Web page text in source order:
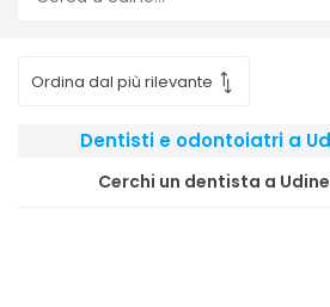
Dentisti e odontoiatri a
Cerchi un dentista a